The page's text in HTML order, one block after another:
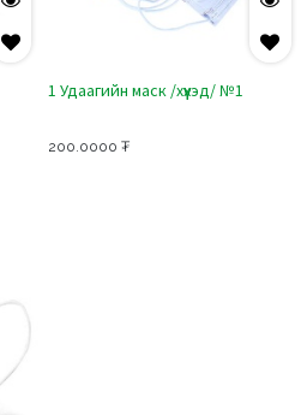
1 Удаагийн маск /хүүхэд/ №1
200.0000 ₮